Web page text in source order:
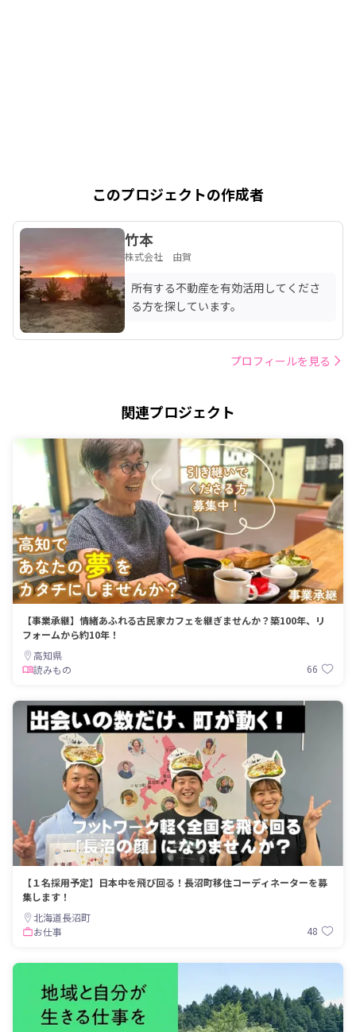
このプロジェクトの作成者
竹本
株式会社 由賀
所有する不動産を有効活用してくださ
る方を探しています。
プロフィールを見る
関連プロジェクト
【事業承継】情緒あふれる古民家カフェを継ぎませんか？築100年、リ
フォームから約10年！
高知県
読みもの
66
【１名採用予定】日本中を飛び回る！長沼町移住コーディネーターを募
集します！
北海道長沼町
お仕事
48